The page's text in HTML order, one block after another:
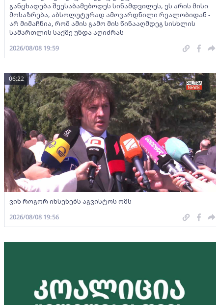
განცხადება შეესაბამებოდეს სინამდვილეს, ეს არის მისი
მოსაზრება, აბსოლუტურად ამოვარდნილი რეალობიდან -
არ მიმაჩნია, რომ ამის გამო მის წინააღმდეგ სისხლის
სამართლის საქმე უნდა აღიძრას
2026/08/08 19:59
ვინ როგორ იხსენებს აგვისტოს ომს
06:22
2026/08/08 19:56